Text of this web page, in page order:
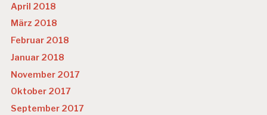
April 2018
März 2018
Februar 2018
Januar 2018
November 2017
Oktober 2017
September 2017